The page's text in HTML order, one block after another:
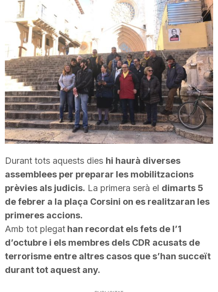
T
a
r
r
a
g
o
n
Durant tots aquests dies hi haurà diverses
assemblees per preparar les mobilitzacions
prèvies als judicis. La primera serà el dimarts 5
de febrer a la plaça Corsini on es realitzaran les
primeres accions.
Amb tot plegat han recordat els fets de l’1
d’octubre i els membres dels CDR acusats de
terrorisme entre altres casos que s’han succeït
durant tot aquest any.